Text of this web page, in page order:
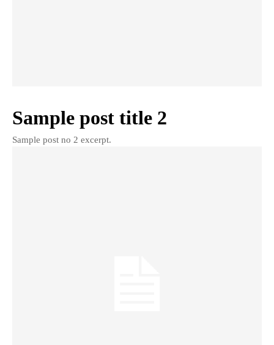
Sample post title 2
Sample post no 2 excerpt.